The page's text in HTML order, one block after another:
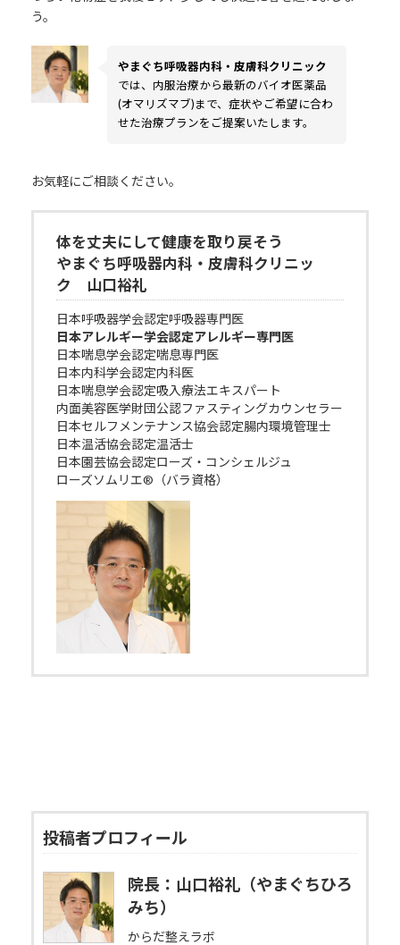
う。
やまぐち呼吸器内科・皮膚科クリニック
では、内服治療から最新のバイオ医薬品
(オマリズマブ)まで、症状やご希望に合わ
せた治療プランをご提案いたします。
お気軽にご相談ください。
体を丈夫にして健康を取り戻そう
やまぐち呼吸器内科・皮膚科クリニッ
ク 山口裕礼
日本呼吸器学会認定呼吸器専門医
日本アレルギー学会認定アレルギー専門医
日本喘息学会認定喘息専門医
日本内科学会認定内科医
日本喘息学会認定吸入療法エキスパート
内面美容医学財団公認ファスティングカウンセラー
日本セルフメンテナンス協会認定腸内環境管理士
日本温活協会認定温活士
日本園芸協会認定ローズ・コンシェルジュ
ローズソムリエ®（バラ資格）
投稿者プロフィール
院長：山口裕礼（やまぐちひろ
みち）
からだ整えラボ